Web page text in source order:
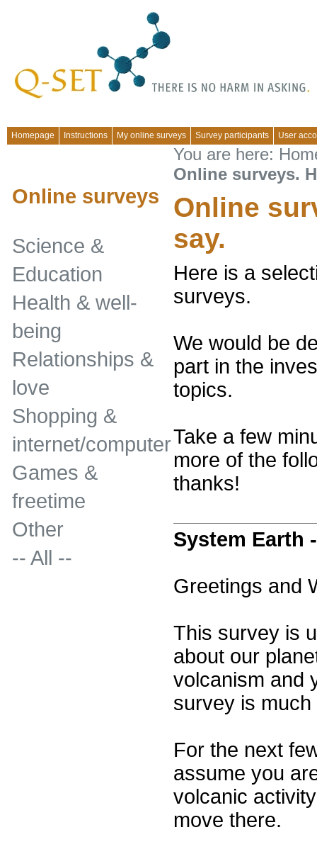
Homepage Instructions My online surveys Survey participants User
You are here:
Online surveys.
Online
say.
Here is a
surveys.
We would be
part in the
topics.
Take a few
more of the
thanks!
System Earth
Greetings and
This survey is
about our
volcanism and
survey is
For the next
assume you
volcanic
move there.
Online surveys
Science &
Education
Health & well-
being
Relationships &
love
Shopping &
internet/computer
Games &
freetime
Other
-- All --